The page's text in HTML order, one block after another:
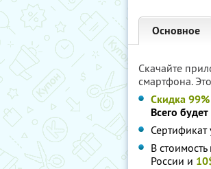
Основное
Скачайте
смартфона.
Скидка 99%
Всего
Сертификат
В
России и